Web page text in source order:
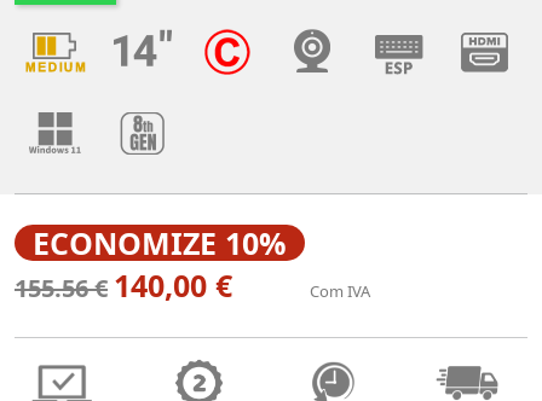
ECONOMIZE 10%
155.56 € 140,00 € Com IVA